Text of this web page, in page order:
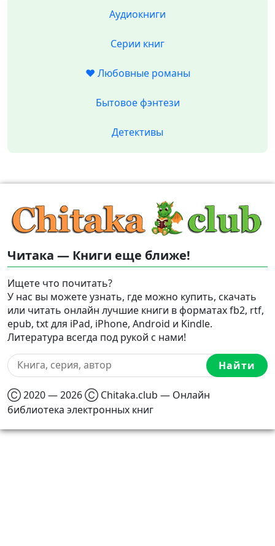
Аудиокниги
Серии книг
❤️ Любовные романы
Бытовое фэнтези
Детективы
Читака — Книги еще ближе!
Ищете что почитать?
У нас вы можете узнать, где можно купить, скачать
или читать онлайн лучшие книги в форматах fb2, rtf,
epub, txt для iPad, iPhone, Android и Kindle.
Литература всегда под рукой с нами!
Найти
Ⓒ 2020 — 2026 Ⓒ Chitaka.club — Онлайн
библиотека электронных книг